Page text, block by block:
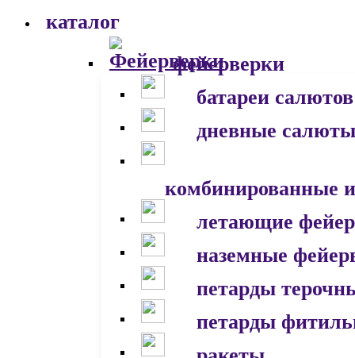
каталог
фейерверки
батареи салютов
дневные салюты
комбинированные
летающие
наземные
петарды
петарды